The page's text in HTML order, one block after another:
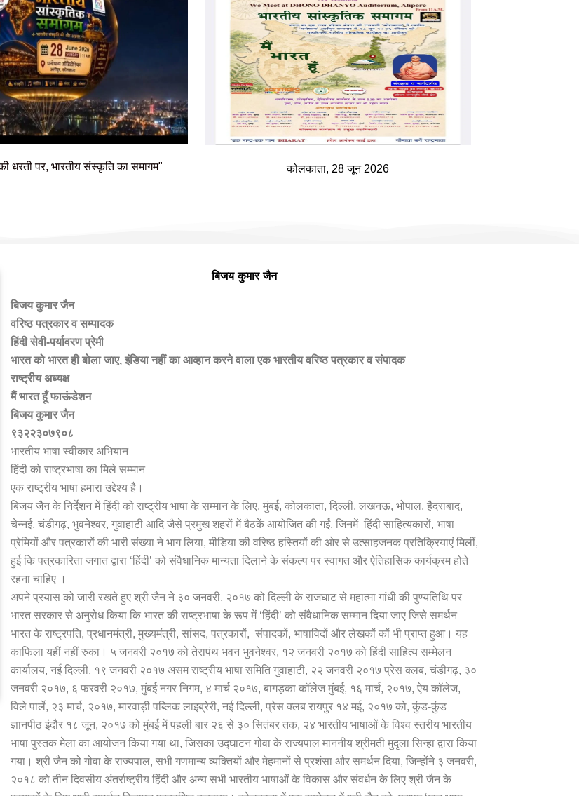
धरती पर, भारतीय संस्कृति का समागम" कोलकाता, 28 जून 2026
बिजय कुमार जैन
बिजय कुमार जैन
वरिष्ठ पत्रकार व सम्पादक
हिंदी सेवी-पर्यावरण प्रेमी
भारत को भारत ही बोला जाए, इंडिया नहीं का आव्हान करने वाला एक भारतीय वरिष्ठ पत्रकार व संपादक
राष्ट्रीय अध्यक्ष
मैं भारत हूँ फाऊंडेशन
बिजय कुमार जैन
९३२२३०७९०८
भारतीय भाषा स्वीकार अभियान
हिंदी को राष्ट्रभाषा का मिले सम्मान
एक राष्ट्रीय भाषा हमारा उद्देश्य है।
बिजय जैन के निर्देशन में हिंदी को राष्ट्रीय भाषा के सम्मान के लिए, मुंबई, कोलकाता, दिल्ली, लखनऊ, भोपाल, हैदराबाद,
चेन्नई, चंडीगढ़, भुवनेश्वर, गुवाहाटी आदि जैसे प्रमुख शहरों में बैठकें आयोजित की गईं, जिनमें हिंदी साहित्यकारों, भाषा
प्रेमियों और पत्रकारों की भारी संख्या ने भाग लिया, मीडिया की वरिष्ठ हस्तियों की ओर से उत्साहजनक प्रतिक्रियाएं मिलीं,
हुई कि पत्रकारिता जगात द्वारा ‘हिंदी’ को संवैधानिक मान्यता दिलाने के संकल्प पर स्वागत और ऐतिहासिक कार्यक्रम होते
रहना चाहिए ।
अपने प्रयास को जारी रखते हुए श्री जैन ने ३० जनवरी, २०१७ को दिल्ली के राजघाट से महात्मा गांधी की पुण्यतिथि पर
भारत सरकार से अनुरोध किया कि भारत की राष्ट्रभाषा के रूप में ‘हिंदी’ को संवैधानिक सम्मान दिया जाए जिसे समर्थन
भारत के राष्ट्रपति, प्रधानमंत्री, मुख्यमंत्री, सांसद, पत्रकारों, संपादकों, भाषाविदों और लेखकों कों भी प्राप्त हुआ। यह
काफिला यहीं नहीं रुका। ५ जनवरी २०१७ को तेरापंथ भवन भुवनेश्वर, १२ जनवरी २०१७ को हिंदी साहित्य सम्मेलन
कार्यालय, नई दिल्ली, १९ जनवरी २०१७ असम राष्ट्रीय भाषा समिति गुवाहाटी, २२ जनवरी २०१७ प्रेस क्लब, चंडीगढ़, ३०
जनवरी २०१७, ६ फरवरी २०१७, मुंबई नगर निगम, ४ मार्च २०१७, बागड़का कॉलेज मुंबई, १६ मार्च, २०१७, ऐय कॉलेज,
विले पार्ले, २३ मार्च, २०१७, मारवाड़ी पब्लिक लाइब्रेरी, नई दिल्ली, प्रेस क्लब रायपुर १४ मई, २०१७ को, कुंड-कुंड
ज्ञानपीठ इंदौर १८ जून, २०१७ को मुंबई में पहली बार २६ से ३० सितंबर तक, २४ भारतीय भाषाओं के विश्व स्तरीय भारतीय
भाषा पुस्तक मेला का आयोजन किया गया था, जिसका उद्घाटन गोवा के राज्यपाल माननीय श्रीमती मुदृला सिन्हा द्वारा किया
गया। श्री जैन को गोवा के राज्यपाल, सभी गणमान्य व्यक्तियों और मेहमानों से प्रशंसा और समर्थन दिया, जिन्होंने ३ जनवरी,
२०१८ को तीन दिवसीय अंतर्राष्ट्रीय हिंदी और अन्य सभी भारतीय भाषाओं के विकास और संवर्धन के लिए श्री जैन के